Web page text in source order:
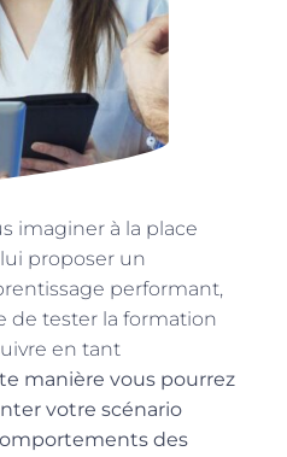
imaginer à la place
proposer un
performant,
de tester la formation
en tant
manière vous pourrez
votre scénario
des